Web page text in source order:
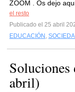
ZOOM . Os dejo
el resto
Publicado el 25 abril
EDUCACIÓN ,
Soluciones
abril)